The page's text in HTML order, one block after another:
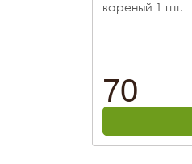
вареный 1 шт.
70